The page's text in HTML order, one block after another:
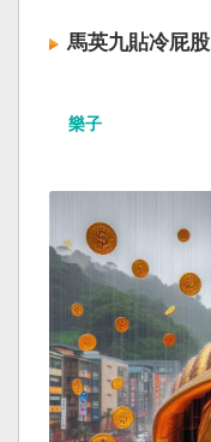
馬英九貼冷屁股
樂子